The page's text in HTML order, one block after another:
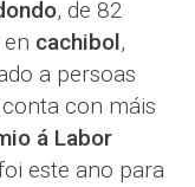
, de 82
cachibol,
a persoas
con máis
á Labor
este ano para